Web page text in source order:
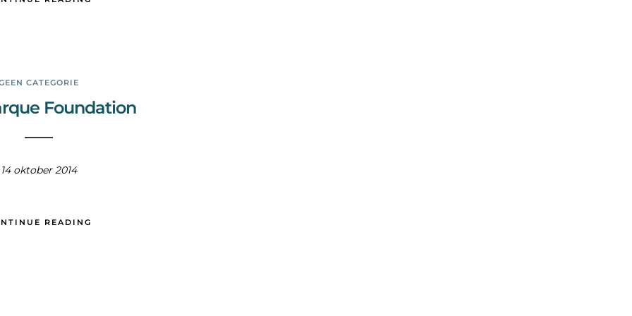
CATEGORIE
Foundation
14 oktober 2014
READING